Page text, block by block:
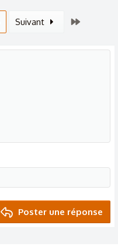
Suivant
Poster une réponse